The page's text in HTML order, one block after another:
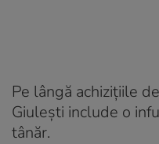
Pe lângă achizițiile
Giulești include o
tânăr.